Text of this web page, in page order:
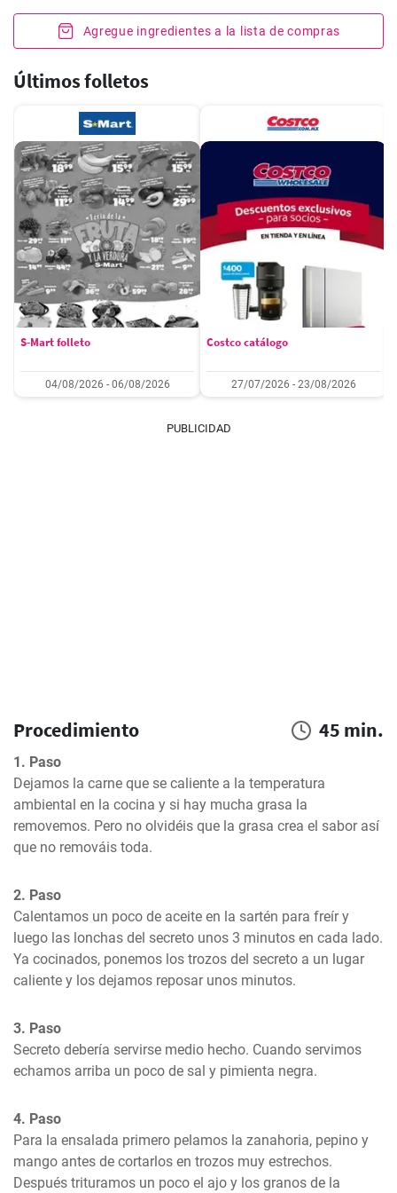
Agregue ingredientes a la lista de compras
Últimos folletos
S-Mart folleto
04/08/2026 - 06/08/2026
Costco catálogo
27/07/2026 - 23/08/2026
PUBLICIDAD
Procedimiento 45 min.
1. Paso
Dejamos la carne que se caliente a la temperatura
ambiental en la cocina y si hay mucha grasa la
removemos. Pero no olvidéis que la grasa crea el sabor así
que no remováis toda.
2. Paso
Calentamos un poco de aceite en la sartén para freír y
luego las lonchas del secreto unos 3 minutos en cada lado.
Ya cocinados, ponemos los trozos del secreto a un lugar
caliente y los dejamos reposar unos minutos.
3. Paso
Secreto debería servirse medio hecho. Cuando servimos
echamos arriba un poco de sal y pimienta negra.
4. Paso
Para la ensalada primero pelamos la zanahoria, pepino y
mango antes de cortarlos en trozos muy estrechos.
Después trituramos un poco el ajo y los granos de la